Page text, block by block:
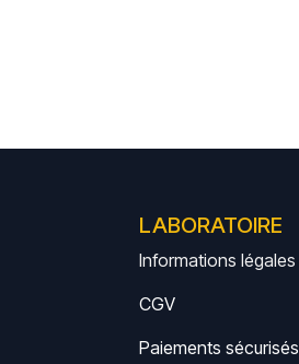
LABORATOIRE
Informations légales
CGV
Paiements sécurisés